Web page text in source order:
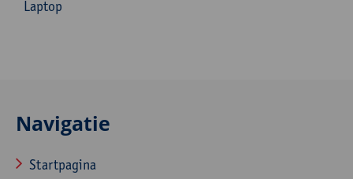
Laptop
Navigatie
Startpagina